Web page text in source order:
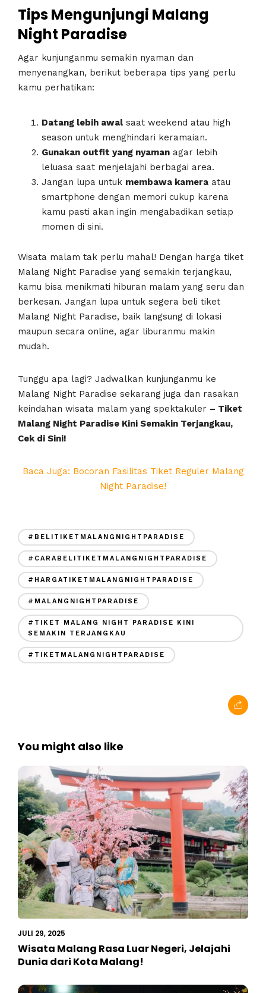
Tips Mengunjungi Malang
Night Paradise
Agar kunjunganmu semakin nyaman dan
menyenangkan, berikut beberapa tips yang perlu
kamu perhatikan:
Datang lebih awal saat weekend atau high
season untuk menghindari keramaian.
Gunakan outfit yang nyaman agar lebih
leluasa saat menjelajahi berbagai area.
Jangan lupa untuk membawa kamera atau
smartphone dengan memori cukup karena
kamu pasti akan ingin mengabadikan setiap
momen di sini.
Wisata malam tak perlu mahal! Dengan harga tiket
Malang Night Paradise yang semakin terjangkau,
kamu bisa menikmati hiburan malam yang seru dan
berkesan. Jangan lupa untuk segera beli tiket
Malang Night Paradise, baik langsung di lokasi
maupun secara online, agar liburanmu makin
mudah.
Tunggu apa lagi? Jadwalkan kunjunganmu ke
Malang Night Paradise sekarang juga dan rasakan
keindahan wisata malam yang spektakuler – Tiket
Malang Night Paradise Kini Semakin Terjangkau,
Cek di Sini!
Baca Juga: Bocoran Fasilitas Tiket Reguler Malang
Night Paradise!
#BELITIKETMALANGNIGHTPARADISE
#CARABELITIKETMALANGNIGHTPARADISE
#HARGATIKETMALANGNIGHTPARADISE
#MALANGNIGHTPARADISE
#TIKET MALANG NIGHT PARADISE KINI
SEMAKIN TERJANGKAU
#TIKETMALANGNIGHTPARADISE
You might also like
JULI 29, 2025
Wisata Malang Rasa Luar Negeri, Jelajahi
Dunia dari Kota Malang!